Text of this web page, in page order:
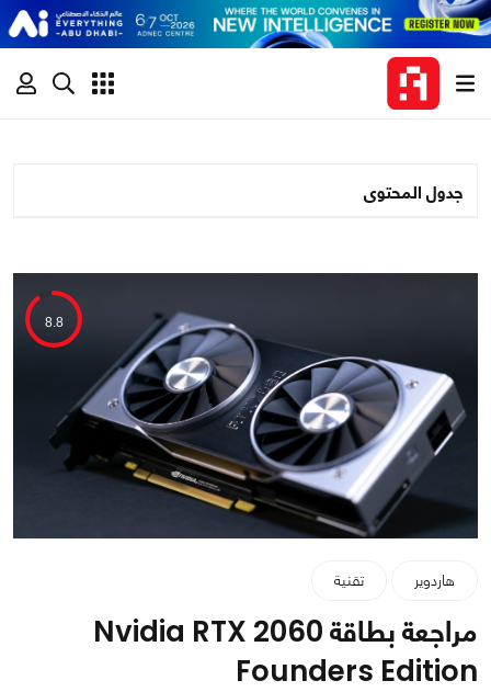
جدول المحتوى
8.8
هاردوير تقنية
مراجعة بطاقة Nvidia RTX 2060
Founders Edition